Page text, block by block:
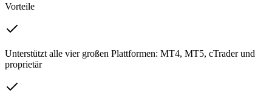
Vorteile
Unterstützt alle vier großen Plattformen: MT4, MT5, cTrader und
proprietär